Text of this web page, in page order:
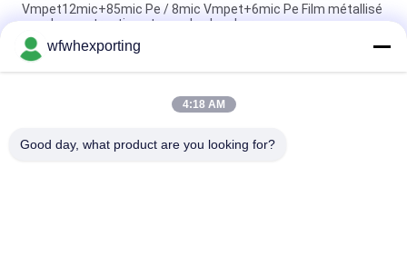
Vmpet12mic+85mic Pe / 8mic Vmpet+6mic Pe Film métallisé
pour la construction et sous le plancher
Ruloir de film de stratification en argent / couleur personnalisé
12 microns AL PET pour emballage de serpent
Film d'impression PE CPP BOPP métallisé pour l'agriculture
wfwhexporting
4:18 AM
Good day, what product are you looking for?